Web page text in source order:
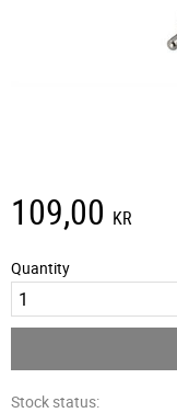
109,00 KR
Quantity
Stock status